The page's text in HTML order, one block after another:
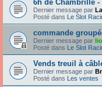
6h de Chambrille -
Dernier message par
Posté dans Le Slot
commande
Dernier message par
Posté dans Le Slot
Vends treuil à
Dernier message par
Posté dans Les ventes